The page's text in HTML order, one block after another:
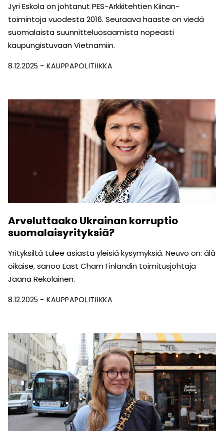
Jyri Eskola on johtanut PES-Arkkitehtien Kiinan-
toimintoja vuodesta 2016. Seuraava haaste on viedä
suomalaista suunnitteluosaamista nopeasti
kaupungistuvaan Vietnamiin.
8.12.2025 KAUPPAPOLITIIKKA
Arveluttaako Ukrainan korruptio
suomalaisyrityksiä?
Yrityksiltä tulee asiasta yleisiä kysymyksiä. Neuvo on: älä
oikaise, sanoo East Cham Finlandin toimitusjohtaja
Jaana Rekolainen.
8.12.2025 KAUPPAPOLITIIKKA